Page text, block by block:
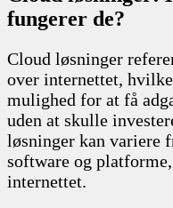
fungerer de?
Cloud løsninger
over internettet,
mulighed for at få
uden at skulle
løsninger kan variere
software og
internettet.